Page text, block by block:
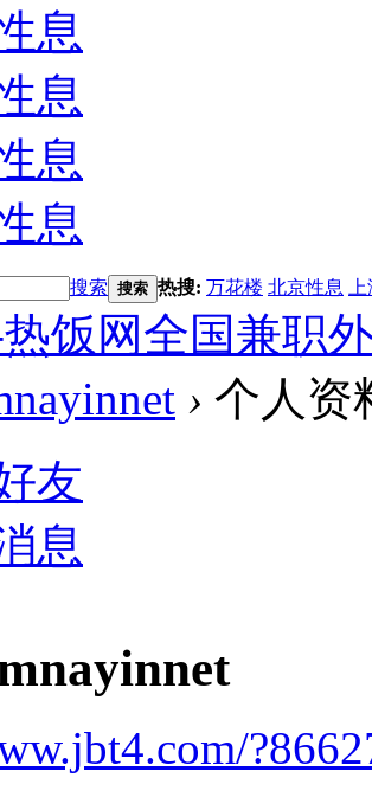
息
息
息
息
搜索 搜索 热搜: 万花楼 北京性息
饭网全国兼职
› 个人资
友
息